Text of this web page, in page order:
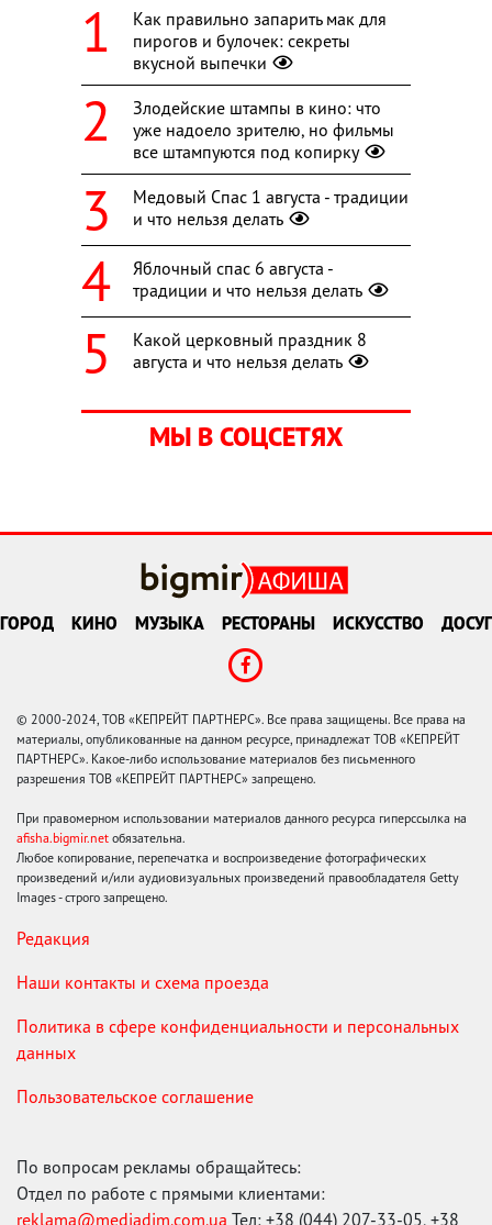
Как правильно запарить мак для
пирогов и булочек: секреты
вкусной выпечки
Злодейские штампы в кино: что
уже надоело зрителю, но фильмы
все штампуются под копирку
Медовый Спас 1 августа - традиции
и что нельзя делать
Яблочный спас 6 августа -
традиции и что нельзя делать
Какой церковный праздник 8
августа и что нельзя делать
МЫ В СОЦСЕТЯХ
ГОРОД КИНО МУЗЫКА РЕСТОРАНЫ ИСКУССТВО ДОСУГ
© 2000-2024, ТОВ «КЕПРЕЙТ ПАРТНЕРС». Все права защищены. Все права на
материалы, опубликованные на данном ресурсе, принадлежат ТОВ «КЕПРЕЙТ
ПАРТНЕРС». Какое-либо использование материалов без письменного
разрешения ТОВ «КЕПРЕЙТ ПАРТНЕРС» запрещено.
При правомерном использовании материалов данного ресурса гиперссылка на
afisha.bigmir.net обязательна.
Любое копирование, перепечатка и воспроизведение фотографических
произведений и/или аудиовизуальных произведений правообладателя Getty
Images - строго запрещено.
Редакция
Наши контакты и схема проезда
Политика в сфере конфиденциальности и персональных
данных
Пользовательское соглашение
По вопросам рекламы обращайтесь:
Отдел по работе с прямыми клиентами:
reklama@mediadim.com.ua Тел: +38 (044) 207-33-05, +38